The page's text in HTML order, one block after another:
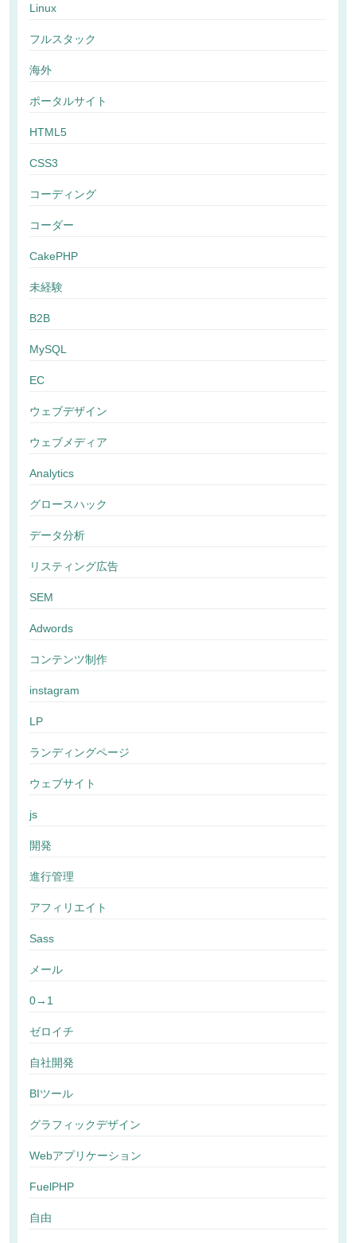
Linux
フルスタック
海外
ポータルサイト
HTML5
CSS3
コーディング
コーダー
CakePHP
未経験
B2B
MySQL
EC
ウェブデザイン
ウェブメディア
Analytics
グロースハック
データ分析
リスティング広告
SEM
Adwords
コンテンツ制作
instagram
LP
ランディングページ
ウェブサイト
js
開発
進行管理
アフィリエイト
Sass
メール
0→1
ゼロイチ
自社開発
BIツール
グラフィックデザイン
Webアプリケーション
FuelPHP
自由